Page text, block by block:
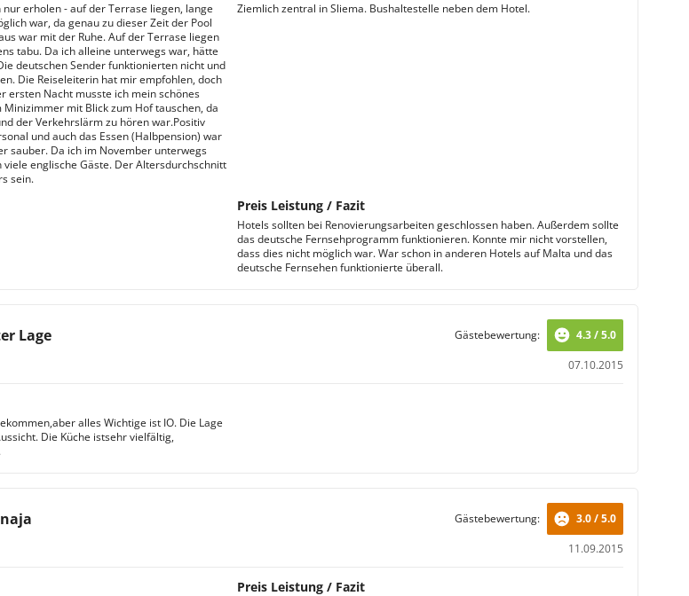
erholen - auf der Terrase liegen, lange
war, da genau zu dieser Zeit der Pool
war mit der Ruhe. Auf der Terrase liegen
tabu. Da ich alleine unterwegs war, hätte
deutschen Sender funktionierten nicht und
Die Reiseleiterin hat mir empfohlen, doch
ersten Nacht musste ich mein schönes
mit Blick zum Hof tauschen, da
der Verkehrslärm zu hören war.Positiv
und auch das Essen (Halbpension) war
sauber. Da ich im November unterwegs
englische Gäste. Der Altersdurchschnitt
sein.
Ziemlich zentral in Sliema. Bushaltestelle neben dem Hotel.
Preis Leistung / Fazit
Hotels sollten bei Renovierungsarbeiten geschlossen haben. Außerdem sollte
das deutsche Fernsehprogramm funktionieren. Konnte mir nicht vorstellen,
dass dies nicht möglich war. War schon in anderen Hotels auf Malta und das
deutsche Fernsehen funktionierte überall.
Lage
07.10.2015
Gästebewertung: 4.3 / 5.0
alles Wichtige ist IO. Die Lage
Die Küche istsehr vielfältig,
11.09.2015
Gästebewertung: 3.0 / 5.0
Preis Leistung / Fazit